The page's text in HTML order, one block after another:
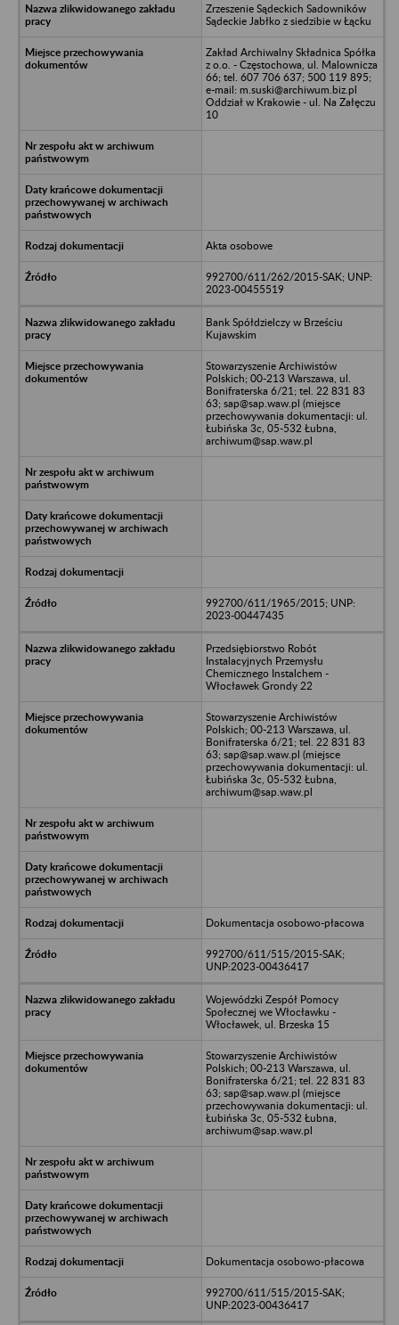
Zrzeszenie Sądeckich Sadowników
Sądeckie Jabłko z siedzibie w Łącku
Zakład Archiwalny Składnica Spółka
z o.o. - Częstochowa, ul. Malownicza
66; tel. 607 706 637; 500 119 895;
e-mail: m.suski@archiwum.biz.pl
Oddział w Krakowie - ul. Na Załęczu
10
Akta osobowe
992700/611/262/2015-SAK; UNP:
2023-00455519
Bank Spółdzielczy w Brześciu
Kujawskim
Stowarzyszenie Archiwistów
Polskich; 00-213 Warszawa, ul.
Bonifraterska 6/21; tel. 22 831 83
63; sap@sap.waw.pl (miejsce
przechowywania dokumentacji: ul.
Łubińska 3c, 05-532 Łubna,
archiwum@sap.waw.pl
992700/611/1965/2015; UNP:
2023-00447435
Przedsiębiorstwo Robót
Instalacyjnych Przemysłu
Chemicznego Instalchem -
Włocławek Grondy 22
Stowarzyszenie Archiwistów
Polskich; 00-213 Warszawa, ul.
Bonifraterska 6/21; tel. 22 831 83
63; sap@sap.waw.pl (miejsce
przechowywania dokumentacji: ul.
Łubińska 3c, 05-532 Łubna,
archiwum@sap.waw.pl
Dokumentacja osobowo-płacowa
992700/611/515/2015-SAK;
UNP:2023-00436417
Wojewódzki Zespół Pomocy
Społecznej we Włocławku -
Włocławek, ul. Brzeska 15
Stowarzyszenie Archiwistów
Polskich; 00-213 Warszawa, ul.
Bonifraterska 6/21; tel. 22 831 83
63; sap@sap.waw.pl (miejsce
przechowywania dokumentacji: ul.
Łubińska 3c, 05-532 Łubna,
archiwum@sap.waw.pl
Dokumentacja osobowo-płacowa
992700/611/515/2015-SAK;
UNP:2023-00436417